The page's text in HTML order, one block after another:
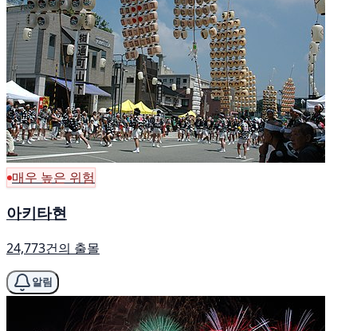
매우 높은 위험
아키타현
24,773건의 출몰
알림